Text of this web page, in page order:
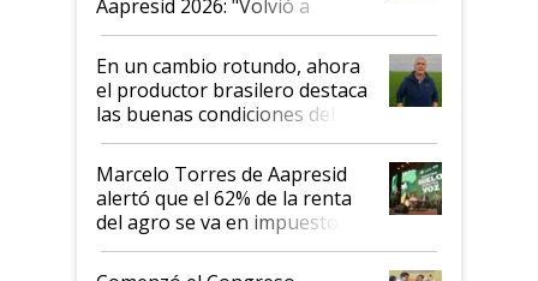
Aapresid 2026: "Volvió a
demostrar que hablar del
suelo es hablar de todo el
sistema productivo"
En un cambio rotundo, ahora
el productor brasilero destaca
las buenas condiciones del
agro argentino para invertir:
"Los veo más motivados"
Marcelo Torres de Aapresid
alertó que el 62% de la renta
del agro se va en impuestos:
"No es bueno que en
Argentina se sigan discutiendo